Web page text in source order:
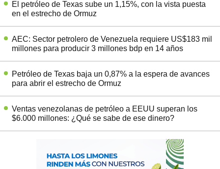
El petróleo de Texas sube un 1,15%, con la vista puesta
en el estrecho de Ormuz
AEC: Sector petrolero de Venezuela requiere US$183 mil
millones para producir 3 millones bdp en 14 años
Petróleo de Texas baja un 0,87% a la espera de avances
para abrir el estrecho de Ormuz
Ventas venezolanas de petróleo a EEUU superan los
$6.000 millones: ¿Qué se sabe de ese dinero?